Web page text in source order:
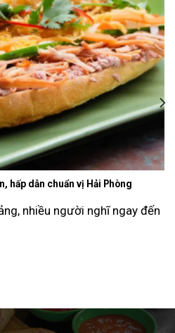
và lạ miệng? Gợi ý 15 món ngon
vầy, nhưng cũng là thời điểm